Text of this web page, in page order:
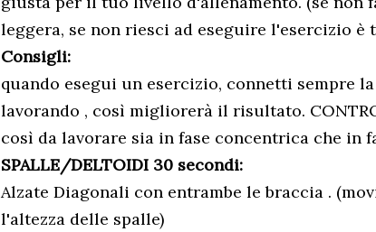
leggera, se non riesci ad eseguire l'esercizio è
Consigli:
quando esegui un esercizio, connetti sempre
lavorando , così migliorerà il risultato.
così da lavorare sia in fase concentrica che in
SPALLE/DELTOIDI 30 secondi:
Alzate Diagonali con entrambe le braccia .
l'altezza delle spalle)